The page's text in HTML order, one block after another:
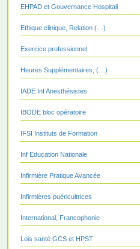
EHPAD et Gouvernance Hospitali
Ethique clinique, Relation (…)
Exercice professionnel
Heures Supplémentaires, (…)
IADE Inf Anesthésistes
IBODE bloc opératoire
IFSI Instituts de Formation
Inf Education Nationale
Infirmière Pratique Avancée
Infirmières puéricultrices
International, Francophonie
Lois santé GCS et HPST